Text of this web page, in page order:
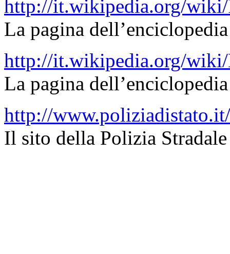
http://it.wikipedia.org/wiki/
La pagina
http://it.wikipedia.org/
La pagina
http://
Il sito della Polizia Stradale